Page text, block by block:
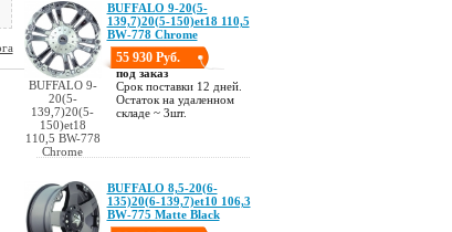
BUFFALO 9-
20(5-
139,7)20(5-
150)et18
110,5 BW-778
Chrome
BUFFALO 9-20(5-
139,7)20(5-150)et18 110,5
BW-778 Chrome
55 930 Руб.
под заказ
Срок поставки 12 дней.
Остаток на удаленном
складе ~ 3шт.
BUFFALO 8,5-20(6-
135)20(6-139,7)et10 106,3
BW-775 Matte Black